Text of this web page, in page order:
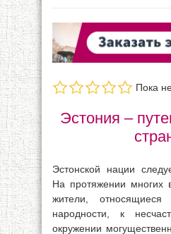
Пока
Эстония –
Эстонской нации
На протяжении многих
жители, относящиеся
народности, к
окружении